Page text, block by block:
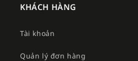
KHÁCH HÀNG
Tài khoản
Quản lý đơn hàng